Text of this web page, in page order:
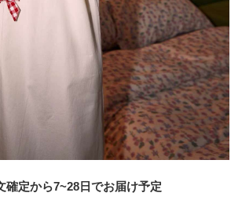
確定から7~28日でお届け予定